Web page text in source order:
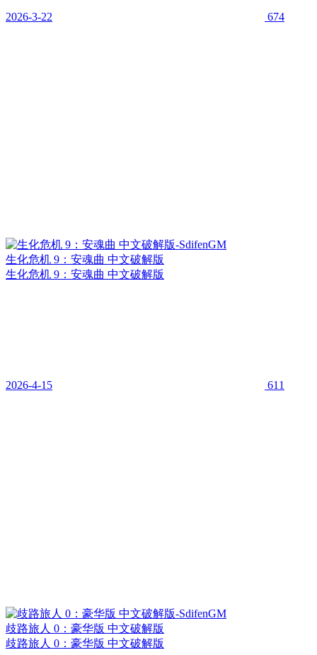
2026-3-22 674
生化危机 9：安魂曲 中文破解版
生化危机 9：安魂曲 中文破解版
2026-4-15 611
歧路旅人 0：豪华版 中文破解版
歧路旅人 0：豪华版 中文破解版